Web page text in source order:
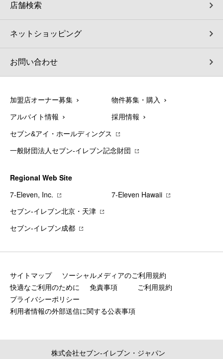
店舗検索
ネットショッピング
お問い合わせ
加盟店オーナー募集 物件募集・購入
アルバイト情報 採用情報
セブン&アイ・ホールディングス
一般財団法人セブン-イレブン記念財団
Regional Web Site
7‐Eleven, Inc.
7‐Eleven Hawaii
セブン‐イレブン北京・天津
セブン‐イレブン成都
サイトマップ
ソーシャルメディアのご利用規約
快適なご利用のために
免責事項
ご利用規約
プライバシーポリシー
利用者情報の外部送信に関する公表事項
株式会社セブン‐イレブン・ジャパン